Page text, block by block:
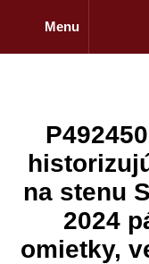
Menu
na stenu
2024
omietky,